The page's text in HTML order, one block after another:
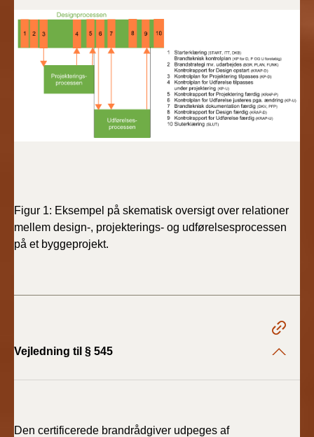
Figur 1: Eksempel på skematisk oversigt over relationer
mellem design-, projekterings- og udførelsesprocessen
på et byggeprojekt.
Vejledning til § 545
Den certificerede brandrådgiver udpeges af